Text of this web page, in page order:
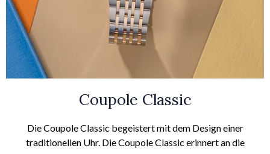
Coupole Classic
Die Coupole Classic begeistert mit dem Design einer
traditionellen Uhr. Die Coupole Classic erinnert an die